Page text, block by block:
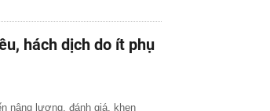
hách dịch do ít phụ
nâng lương, đánh giá, khen